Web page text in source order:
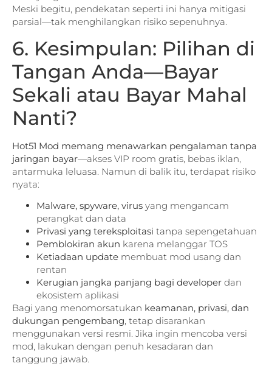
Meski begitu, pendekatan seperti ini hanya mitigasi
parsial—tak menghilangkan risiko sepenuhnya.
6. Kesimpulan: Pilihan di
Tangan Anda—Bayar
Sekali atau Bayar Mahal
Nanti?
Hot51 Mod memang menawarkan pengalaman tanpa
jaringan bayar—akses VIP room gratis, bebas iklan,
antarmuka leluasa. Namun di balik itu, terdapat risiko
nyata:
Malware, spyware, virus yang mengancam
perangkat dan data
Privasi yang tereksploitasi tanpa sepengetahuan
Pemblokiran akun karena melanggar TOS
Ketiadaan update membuat mod usang dan
rentan
Kerugian jangka panjang bagi developer dan
ekosistem aplikasi
Bagi yang menomorsatukan keamanan, privasi, dan
dukungan pengembang, tetap disarankan
menggunakan versi resmi. Jika ingin mencoba versi
mod, lakukan dengan penuh kesadaran dan
tanggung jawab.